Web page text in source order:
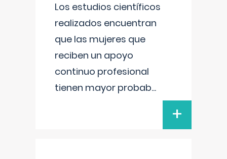
Los estudios científicos
realizados encuentran
que las mujeres que
reciben un apoyo
continuo profesional
tienen mayor probab...
+